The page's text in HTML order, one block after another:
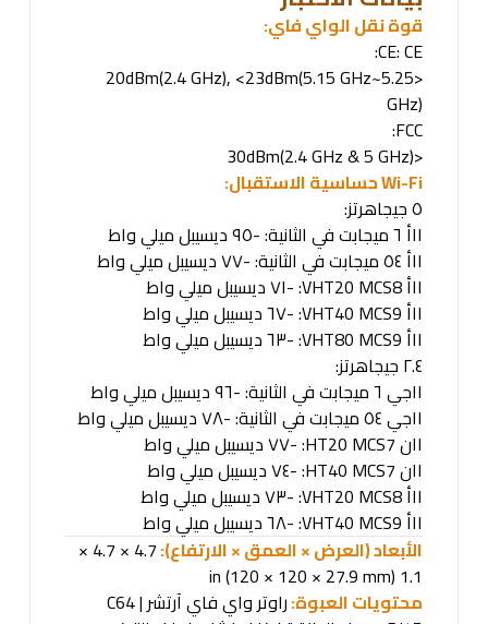
قوة نقل الواي فاي:
CE:CE:
<20dBm(2.4 GHz), <23dBm(5.15 GHz~5.25
GHz)
FCC:
<30dBm(2.4 GHz & 5 GHz)
Wi-Fi حساسية الاستقبال:
٥جيجاهرتز:
١١أ ٦ ميجابت في الثانية: -٩٥ ديسيبل ميلي واط
١١أ ٥٤ ميجابت في الثانية: -٧٧ ديسيبل ميلي واط
١١أ VHT20 MCS8: - ٧١ديسيبل ميلي واط
١١أ
٦٧ديسيبل ميلي واط
١١أ
٦٣ديسيبل ميلي واط
٢.٤ جيجاهرتز:
١١جي ٦ ميجابت في الثانية: -٩٦ ديسيبل ميلي واط
١١جي ٥٤ ميجابت في الثانية: -٧٨ ديسيبل ميلي واط
١١ن HT20 MCS7: - ٧٧ديسيبل ميلي واط
١١ن
٧٤ديسيبل ميلي واط
١١أ VHT20 MCS8: - ٧٣ديسيبل ميلي واط
١١أ
٦٨ديسيبل ميلي واط
الأبعاد (العرض × العمق × الارتفاع):
4.7 × 4.7 ×
1.1 in (120 × 120 × 27.9 mm)
محتويات العبوة:راوتر واي فاي آرتشرC64 |